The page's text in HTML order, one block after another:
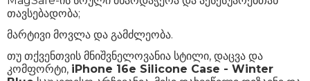
თავსებადობა;
მარტივი მოვლა და გამძლეობა.
თუ თქვენთვის მნიშვნელოვანია სტილი, დაცვა და
კომფორტი, iPhone 16e Silicone Case - Winter